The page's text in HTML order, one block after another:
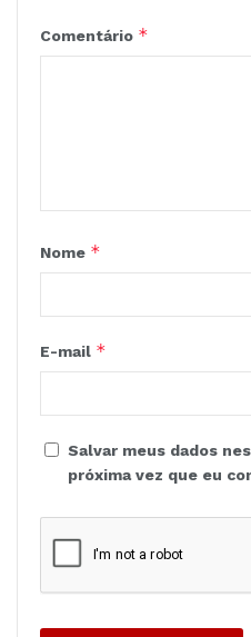
Comentário *
Nome *
E-mail *
Salvar meus dados
próxima vez que eu